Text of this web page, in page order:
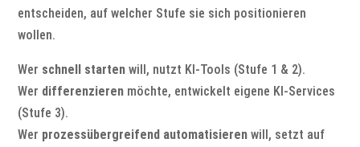
entscheiden, auf welcher Stufe sie sich positionieren
wollen.
Wer schnell starten will, nutzt KI-Tools (Stufe 1 & 2).
Wer differenzieren möchte, entwickelt eigene KI-Services
(Stufe 3).
Wer prozessübergreifend automatisieren will, setzt auf